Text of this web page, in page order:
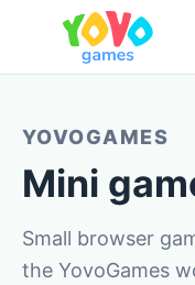
YOVOGAMES
Mini
Small browser
the YovoGames